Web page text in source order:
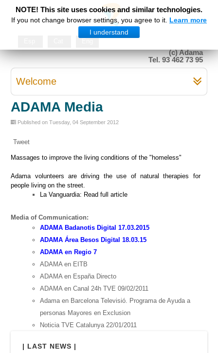
(c) Adama
Tel. 93 462 73 95
NOTE! This site uses cookies and similar technologies.
If you not change browser settings, you agree to it. Learn more
I understand
Welcome
ADAMA Media
Published on Tuesday, 04 September 2012
Tweet
Massages to improve the living conditions of the "homeless"
Adama volunteers are driving the use of natural therapies for
people living on the street.
La Vanguardia: Read full article
Media of Communication:
ADAMA Badanotis Digital 17.03.2015
ADAMA Área Besos Digital 18.03.15
ADAMA en Regio 7
ADAMA en EITB
ADAMA en España Directo
ADAMA en Canal 24h TVE 09/02/2011
Adama en Barcelona Televisió. Programa de Ayuda a
personas Mayores en Exclusion
Noticia TVE Catalunya 22/01/2011
| LAST NEWS |